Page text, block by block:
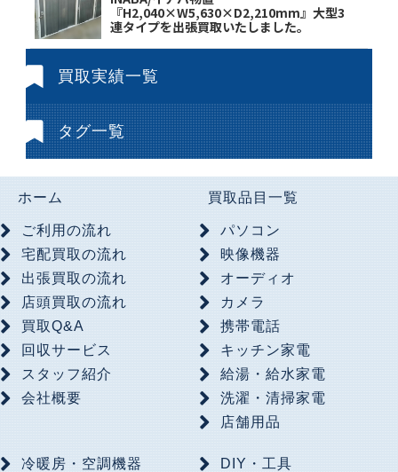
『H2,040×W5,630×D2,210mm』大型3
連タイプを出張買取いたしました。
買取実績一覧
タグ一覧
ホーム
ご利用の流れ
宅配買取の流れ
出張買取の流れ
店頭買取の流れ
買取Q&A
回収サービス
スタッフ紹介
会社概要
買取品目一覧
パソコン
映像機器
オーディオ
カメラ
携帯電話
キッチン家電
給湯・給水家電
洗濯・清掃家電
店舗用品
冷暖房・空調機器
DIY・工具